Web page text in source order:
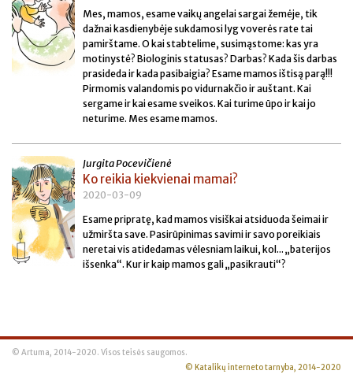
Mes, mamos, esame vaikų angelai sargai žemėje, tik
dažnai kasdienybėje sukdamosi lyg voverės rate tai
pamirštame. O kai stabtelime, susimąstome: kas yra
motinystė? Biologinis statusas? Darbas? Kada šis darbas
prasideda ir kada pasibaigia? Esame mamos ištisą parą!!!
Pirmomis valandomis po vidurnakčio ir auštant. Kai
sergame ir kai esame sveikos. Kai turime ūpo ir kai jo
neturime. Mes esame mamos.
Jurgita Pocevičienė
Ko reikia kiekvienai mamai?
2020-03-09
Esame pripratę, kad mamos visiškai atsiduoda šeimai ir
užmiršta save. Pasirūpinimas savimi ir savo poreikiais
neretai vis atidedamas vėlesniam laikui, kol... „baterijos
išsenka“. Kur ir kaip mamos gali „pasikrauti“?
© Artuma, 2014-2020. Visos teisės saugomos.
© Katalikų interneto tarnyba, 2014-2020